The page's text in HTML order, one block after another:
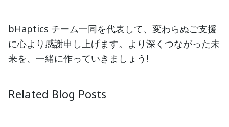
bHaptics チーム一同を代表して、変わらぬご支援
に心より感謝申し上げます。より深くつながった未
来を、一緒に作っていきましょう!
Related Blog Posts
2025-05-21